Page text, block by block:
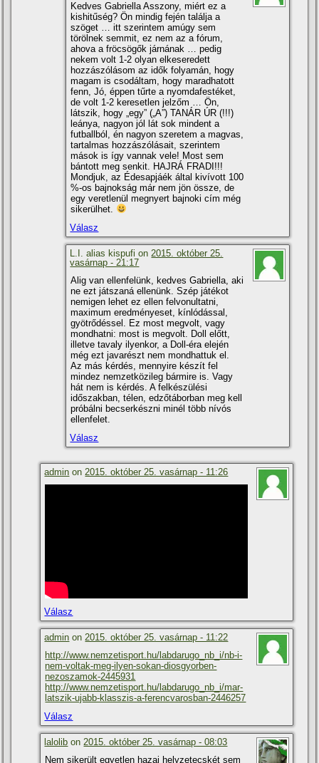
Kedves Gabriella Asszony, miért ez a
kishitűség? Ön mindig fején találja a
szöget … itt szerintem amúgy sem
törölnek semmit, ez nem az a fórum,
ahova a fröcsögők járnának … pedig
nekem volt 1-2 olyan elkeseredett
hozzászólásom az idők folyamán, hogy
magam is csodáltam, hogy maradhatott
fenn, Jó, éppen tűrte a nyomdafestéket,
de volt 1-2 keresetlen jelzőm … Ön,
látszik, hogy „egy” („A”) TANÁR ÚR (!!!)
leánya, nagyon jól lát sok mindent a
futballból, én nagyon szeretem a magvas,
tartalmas hozzászólásait, szerintem
mások is í­gy vannak vele! Most sem
bántott meg senkit. HAJRÁ FRADI!!!
Mondjuk, az Édesapjáék által kiví­vott 100
%-os bajnokság már nem jön össze, de
egy veretlenül megnyert bajnoki cí­m még
sikerülhet.
Válasz
L.I. alias kispufi on2015. október 25.
vasárnap - 21:17
Alig van ellenfelünk, kedves Gabriella, aki
ne ezt játszaná ellenünk. Szép játékot
nemigen lehet ez ellen felvonultatni,
maximum eredményeset, kí­nlódással,
gyötrődéssel. Ez most megvolt, vagy
mondhatni: most is megvolt. Doll előtt,
illetve tavaly ilyenkor, a Doll-éra elején
még ezt javarészt nem mondhattuk el.
Az más kérdés, mennyire készí­t fel
mindez nemzetközileg bármire is. Vagy
hát nem is kérdés. A felkészülési
időszakban, télen, edzőtáborban meg kell
próbálni becserkészni minél több ní­vós
ellenfelet.
Válasz
admin on 2015. október 25. vasárnap - 11:26
Válasz
admin on 2015. október 25. vasárnap - 11:22
http://www.nemzetisport.hu/labdarugo_nb_i/nb-i-
nem-voltak-meg-ilyen-sokan-diosgyorben-
nezoszamok-2445931
http://www.nemzetisport.hu/labdarugo_nb_i/mar-
latszik-ujabb-klasszis-a-ferencvarosban-2446257
Válasz
lalolib on 2015. október 25. vasárnap - 08:03
Nem sikerült egyetlen hazai helyzetecskét sem